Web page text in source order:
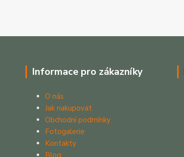
Informace pro zákazníky
O nás
Jak nakupovat
Obchodní podmínky
Fotogalerie
Kontakty
Blog